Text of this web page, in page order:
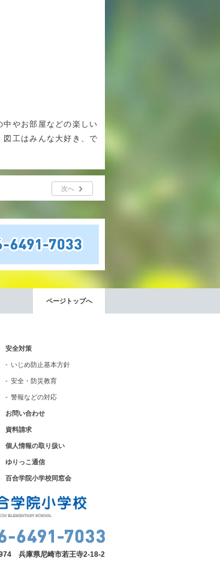
やお部屋などの楽しい
工はみんな大好き、で
次へ
ページトップへ
安全対策
いじめ防止基本方針
安全・防災教育
警報などの対応
お問い合わせ
資料請求
個人情報の取り扱い
ゆりっこ通信
百合学院小学校同窓会
兵庫県尼崎市若王寺2-18-2
新入生募集要項
優遇制度